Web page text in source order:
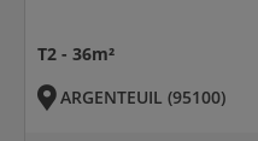
T2 - 36m²
ARGENTEUIL (95100)